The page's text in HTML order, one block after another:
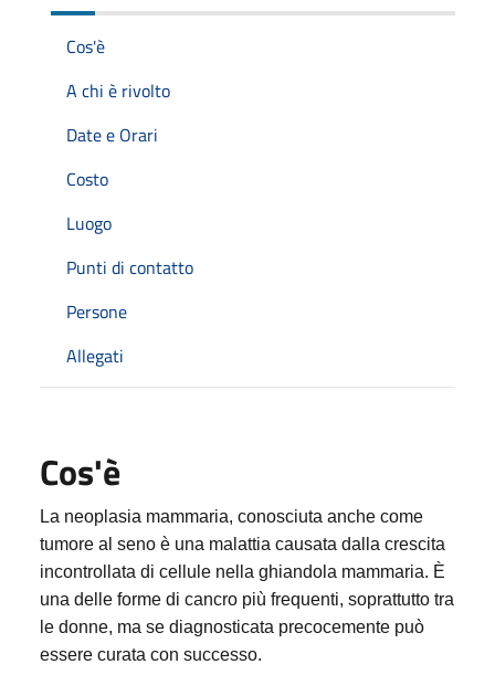
Cos'è
A chi è rivolto
Date e Orari
Costo
Luogo
Punti di contatto
Persone
Allegati
Cos'è
La neoplasia mammaria, conosciuta anche come
tumore al seno è una malattia causata dalla crescita
incontrollata di cellule nella ghiandola mammaria. È
una delle forme di cancro più frequenti, soprattutto tra
le donne, ma se diagnosticata precocemente può
essere curata con successo.